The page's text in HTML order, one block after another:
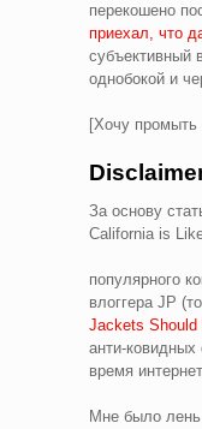
перекошено
приехал, что
субъективный
однобокой и
[Хочу промыть
За основу
California is
популярного
влоггера JP
Jackets Should
анти-ковидных
время
Мне было лень